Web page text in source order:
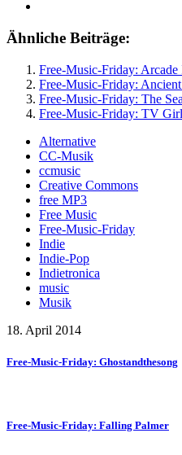
Ähnliche Beiträge:
Free-Music-Friday: Arcade
Free-Music-Friday:
Free-Music-Friday: The
Free-Music-Friday: TV Girl
Alternative
CC-Musik
ccmusic
Creative Commons
free MP3
Free Music
Free-Music-Friday
Indie
Indie-Pop
Indietronica
music
Musik
18. April 2014
Free-Music-Friday: Ghostandthesong
Free-Music-Friday: Falling Palmer